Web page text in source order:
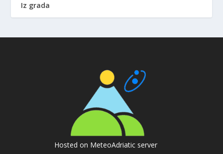
Iz grada
Hosted on MeteoAdriatic server